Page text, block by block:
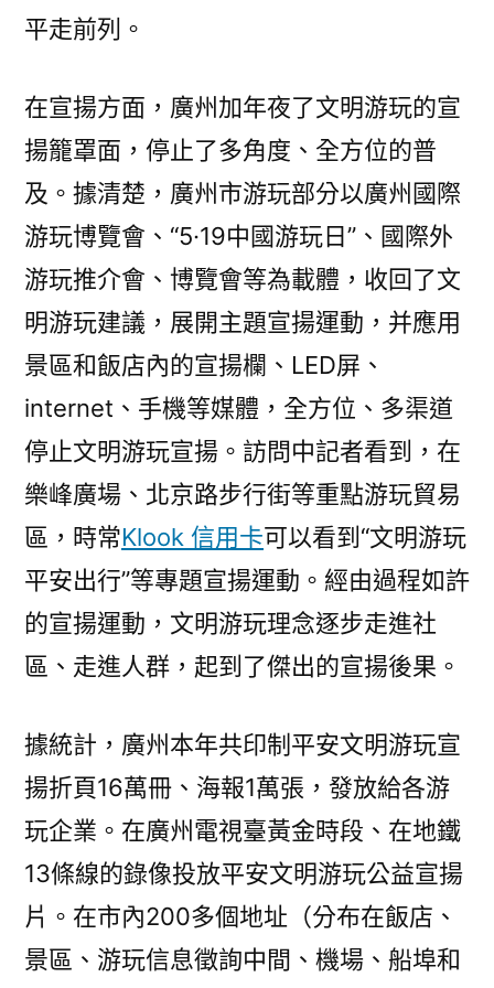
平走前列。
在宣揚方面，廣州加年夜了文明游玩的宣
揚籠罩面，停止了多角度、全方位的普
及。據清楚，廣州市游玩部分以廣州國際
游玩博覽會、“5·19中國游玩日”、國際外
游玩推介會、博覽會等為載體，收回了文
明游玩建議，展開主題宣揚運動，并應用
景區和飯店內的宣揚欄、LED屏、
internet、手機等媒體，全方位、多渠道
停止文明游玩宣揚。訪問中記者看到，在
樂峰廣場、北京路步行街等重點游玩貿易
區，時常Klook 信用卡可以看到“文明游玩
平安出行”等專題宣揚運動。經由過程如許
的宣揚運動，文明游玩理念逐步走進社
區、走進人群，起到了傑出的宣揚後果。
據統計，廣州本年共印制平安文明游玩宣
揚折頁16萬冊、海報1萬張，發放給各游
玩企業。在廣州電視臺黃金時段、在地鐵
13條線的錄像投放平安文明游玩公益宣揚
片。在市內200多個地址（分布在飯店、
景區、游玩信息徵詢中間、機場、船埠和